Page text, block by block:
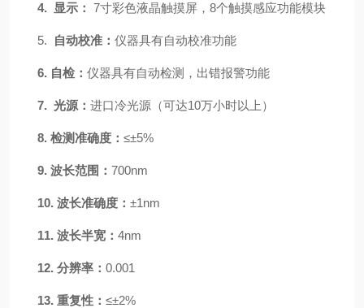
4. 显示： 7寸彩色液晶触摸屏 ， 8个触摸感应功能模块
5. 自动校准： 仪器具有自动校准功能
6. 自检： 仪器具有自动检测，出错报警功能
7. 光源： 进口冷光源（可达10万小时以上）
8. 检测准确度： ≤±5%
9. 波长范围： 700nm
10. 波长准确度： ±1nm
11. 波长半宽： 4nm
12. 分辨率： 0.001
13. 重复性： ≤±2%